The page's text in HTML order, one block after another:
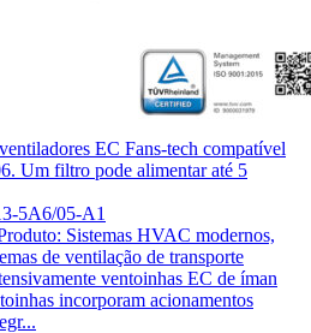
EC Fans-tech compatível
Um filtro pode alimentar até 5
5A6/05-A1
Sistemas HVAC modernos,
de ventilação de transporte
ventoinhas EC de íman
incorporam acionamentos